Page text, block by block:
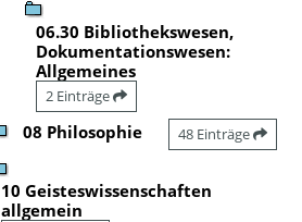
06.30 Bibliothekswesen,
Dokumentationswesen:
Allgemeines
2 Einträge
08 Philosophie 48 Einträge
10 Geisteswissenschaften
allgemein